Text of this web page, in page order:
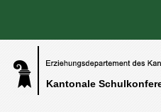
Kantonale
Benutzerspezifische
Direkt zum Inhalt|Direkt zur